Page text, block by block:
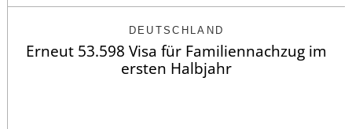
DEUTSCHLAND
Erneut 53.598 Visa für Familiennachzug im
ersten Halbjahr